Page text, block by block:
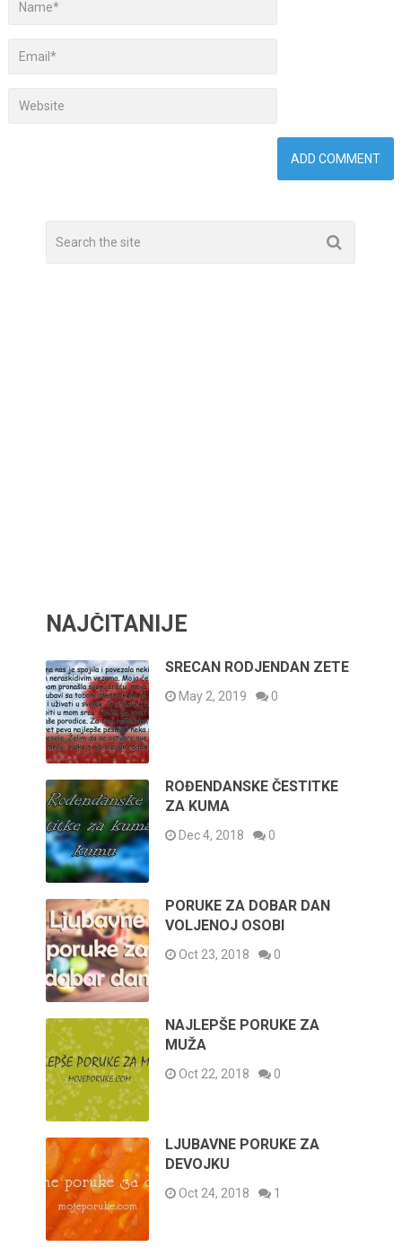
NAJČITANIJE
SRECAN RODJENDAN ZETE
May 2, 2019 0
ROĐENDANSKE ČESTITKE
ZA KUMA
Dec 4, 2018 0
PORUKE ZA DOBAR DAN
VOLJENOJ OSOBI
Oct 23, 2018 0
NAJLEPŠE PORUKE ZA
MUŽA
Oct 22, 2018 0
LJUBAVNE PORUKE ZA
DEVOJKU
Oct 24, 2018 1